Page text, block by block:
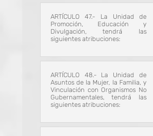
ARTÍCULO 47.- La Unidad de
Promoción, Educación y
Divulgación, tendrá las
siguientes atribuciones:
ARTÍCULO 48.- La Unidad de
Asuntos de la Mujer, la Familia, y
Vinculación con Organismos No
Gubernamentales, tendrá las
siguientes atribuciones: